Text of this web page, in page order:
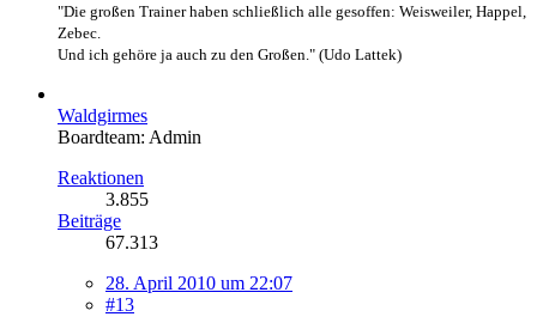
"Die großen Trainer haben schließlich alle gesoffen: Weisweiler, Happel,
Zebec.
Und ich gehöre ja auch zu den Großen." (Udo Lattek)
Waldgirmes
Boardteam: Admin
Reaktionen
3.855
Beiträge
67.313
28. April 2010 um 22:07
#13